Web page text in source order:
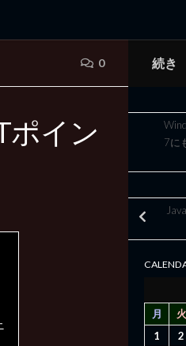
0
ポイン
続き
7に
月
火
1
2